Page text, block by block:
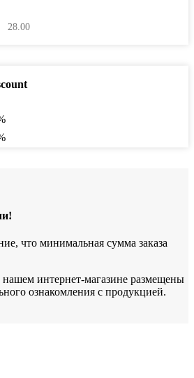
28.00
что минимальная сумма заказа
интернет-магазине размещены
ознакомления с продукцией.